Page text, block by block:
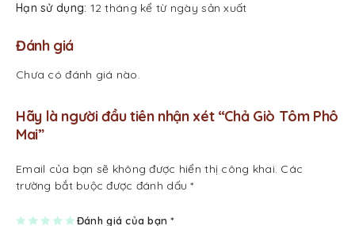
Hạn sử dụng: 12 tháng kể từ ngày sản xuất
Đánh giá
Chưa có đánh giá nào.
Hãy là người đầu tiên nhận xét “Chả Giò Tôm Phô
Mai”
Email của bạn sẽ không được hiển thị công khai. Các
trường bắt buộc được đánh dấu*
Đánh giá của bạn*
1
2 3
4
5